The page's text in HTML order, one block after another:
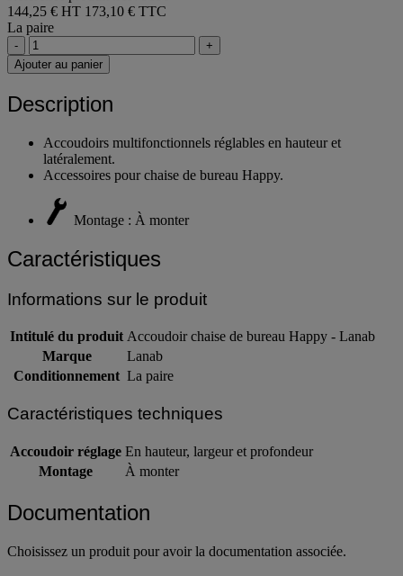
144,25 € HT 173,10 € TTC
La paire
-
+
Ajouter au panier
Description
Accoudoirs multifonctionnels réglables en hauteur et
latéralement.
Accessoires pour chaise de bureau Happy.
Montage : À monter
Caractéristiques
Informations sur le produit
Intitulé du produit Accoudoir chaise de bureau Happy - Lanab
Marque
Lanab
Conditionnement La paire
Caractéristiques techniques
Accoudoir réglage En hauteur, largeur et profondeur
Montage
À monter
Documentation
Choisissez un produit pour avoir la documentation associée.